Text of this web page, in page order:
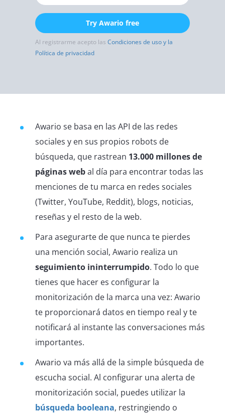
Try Awario free
Al registrarme acepto las Condiciones de uso y la
Política de privacidad
Awario se basa en las API de las redes
sociales y en sus propios robots de
búsqueda, que rastrean 13.000 millones de
páginas webal día para encontrar todas las
menciones de tu marca en redes sociales
(Twitter, YouTube, Reddit), blogs, noticias,
reseñas y el resto de la web.
Para asegurarte de que nunca te pierdes
una mención social, Awario realiza un
seguimiento ininterrumpido. Todo lo que
tienes que hacer es configurar la
monitorización de la marca una vez: Awario
te proporcionará datos en tiempo real y te
notificará al instante las conversaciones más
importantes.
Awario va más allá de la simple búsqueda de
escucha social. Al configurar una alerta de
monitorización social, puedes utilizar la
búsqueda booleana, restringiendo o